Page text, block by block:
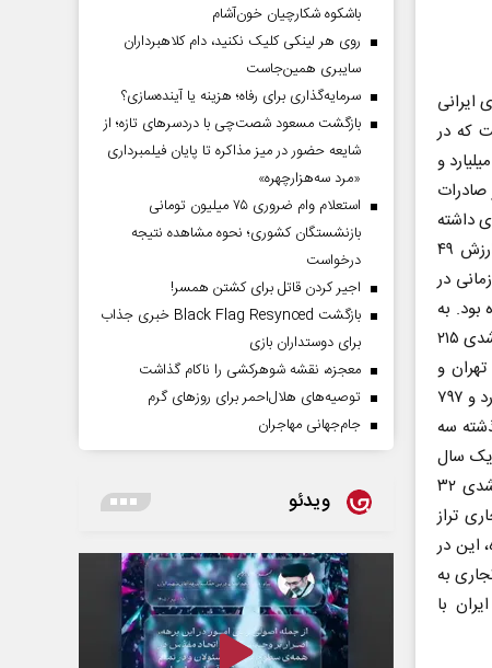
میلیون و ۸۳ هزار و ۱۸۶ تن کالای ایرانی
است که در
یک میلیارد و
صادرات
وزنی و هم به لحاظ ارزشی، رشدی ۳۰ درصدی داشته
است. از سوی دیگر در ۹ ماهه سال جاری ۱۱۰هزار و ۳۹۰ تن کالا از افغانستان به ارزش ۴۹
در
شده بود. به
این ترتیب می‌توان گفت در یک سال اخیر واردات کالا از افغانستان به لحاظ وزنی با رشدی ۲۱۵
تهران و
کابل در ۹ ماهه سال جاری به چهار میلیون و ۱۹۳ هزار تن کالا به ارزش حدود یک میلیارد و ۷۹۷
سه
حال در یک سال
اخیر مجموع تجارت ایران و افغانستان هم به لحاظ وزنی و هم به لحاظ ارزشی رشدی ۳۲
که در ۹ ماهه سال جاری تراز
بوده، این در
میلیون دلار تراز تجاری به
تجاری ایران با
باشکوه شکارچیان خون‌آشام
روی هر لینکی کلیک نکنید، دام کلاهبرداران
سایبری همین‌جاست
سرمایه‌گذاری برای رفاه؛ هزینه یا آینده‌سازی؟
بازگشت مسعود شصت‌چی با دردسر‌های تازه؛ از
شایعه حضور در میز مذاکره تا پایان فیلمبرداری
«مرد سه‌هزارچهره»
استعلام وام ضروری ۷۵ میلیون تومانی
بازنشستگان کشوری؛ نحوه مشاهده نتیجه
درخواست
اجیر کردن قاتل برای کشتن همسر!
بازگشت Black Flag Resynced خبری جذاب
برای دوستداران بازی
معجزه، نقشه شوهرکشی را ناکام گذاشت
توصیه‌های هلال‌احمر برای روز‌های گرم
جام‌جهانی مهاجران
ویدئو